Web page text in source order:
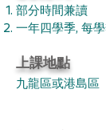
部分時間兼讀
一年四學季, 每
上課地點
九龍區或港島區